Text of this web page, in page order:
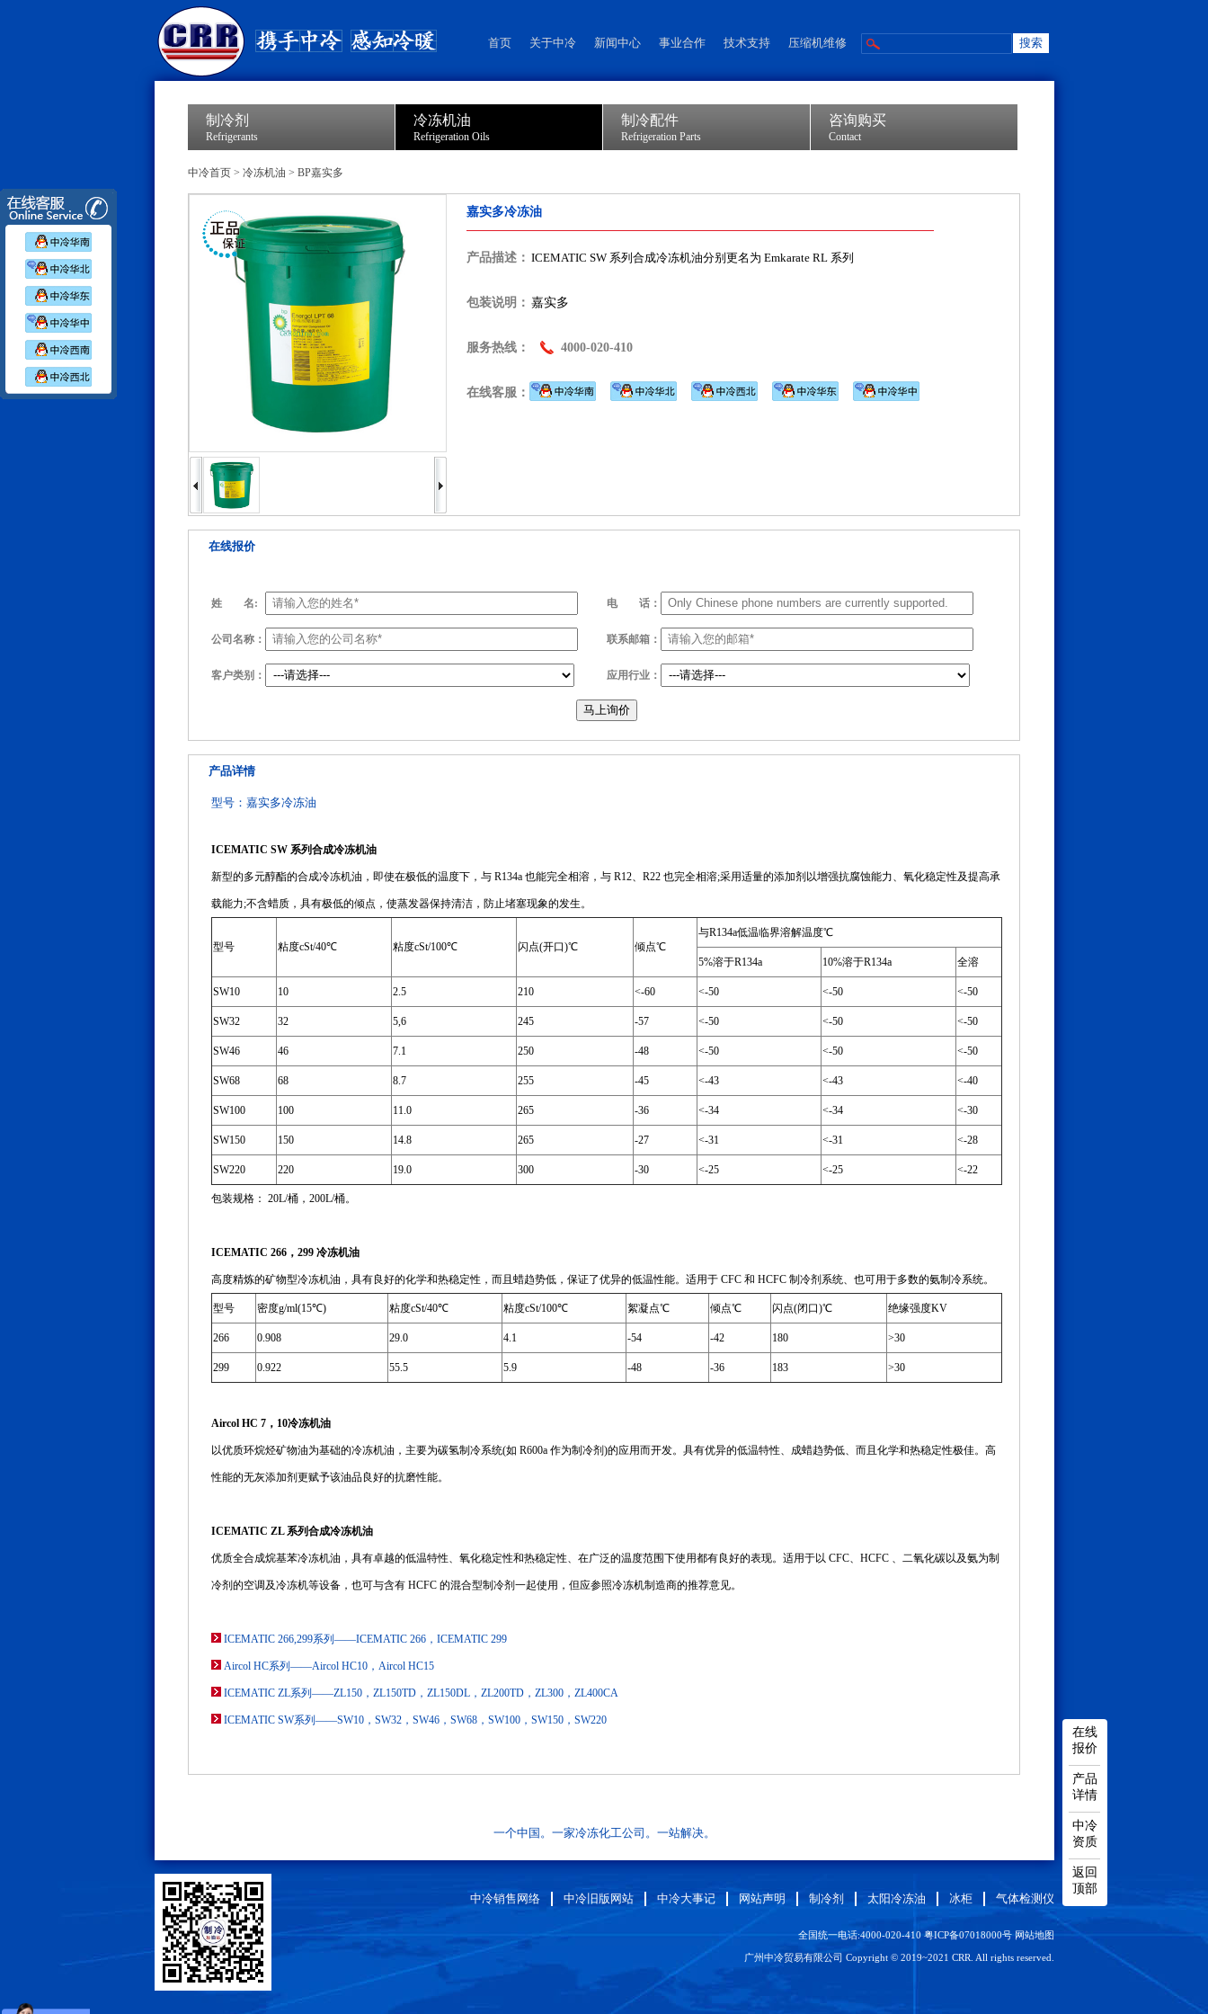
首页 关于中冷 新闻中心 事业合作 技术支持 压缩机维修
制冷剂
Refrigerants
冷冻机油
Refrigeration Oils
制冷配件
Refrigeration Parts
咨询购买
Contact
中冷首页 > 冷冻机油 > BP嘉实多
嘉实多冷冻油
产品描述： ICEMATIC SW 系列合成冷冻机油分别更名为 Emkarate RL 系列
包装说明： 嘉实多
服务热线： 4000-020-410
在线客服：
在线报价
姓 名: 电 话：
公司名称： 联系邮箱：
客户类别： 应用行业：
马上询价
产品详情
型号：嘉实多冷冻油
ICEMATIC SW 系列合成冷冻机油
新型的多元醇酯的合成冷冻机油，即使在极低的温度下，与 R134a 也能完全相溶，与 R12、R22 也完全相溶;采用适量的添加剂以增强抗腐蚀能力、氧化稳定性及提高承
载能力;不含蜡质，具有极低的倾点，使蒸发器保持清洁，防止堵塞现象的发生。
型号 粘度cSt/40℃ 粘度cSt/100℃ 闪点(开口)℃ 倾点℃
与R134a低温临界溶解温度℃
5%溶于R134a 10%溶于R134a 全溶
SW10 10 2.5 210 <-60 <-50 <-50 <-50
SW32 32 5,6 245 -57 <-50 <-50 <-50
SW46 46 7.1 250 -48 <-50 <-50 <-50
SW68 68 8.7 255 -45 <-43 <-43 <-40
SW100 100 11.0 265 -36 <-34 <-34 <-30
SW150 150 14.8 265 -27 <-31 <-31 <-28
SW220 220 19.0 300 -30 <-25 <-25 <-22
包装规格： 20L/桶，200L/桶。
ICEMATIC 266，299 冷冻机油
高度精炼的矿物型冷冻机油，具有良好的化学和热稳定性，而且蜡趋势低，保证了优异的低温性能。适用于 CFC 和 HCFC 制冷剂系统、也可用于多数的氨制冷系统。
型号 密度g/ml(15℃) 粘度cSt/40℃ 粘度cSt/100℃ 絮凝点℃ 倾点℃ 闪点(闭口)℃ 绝缘强度KV
266 0.908 29.0 4.1 -54 -42 180 >30
299 0.922 55.5 5.9 -48 -36 183 >30
Aircol HC 7，10冷冻机油
以优质环烷烃矿物油为基础的冷冻机油，主要为碳氢制冷系统(如 R600a 作为制冷剂)的应用而开发。具有优异的低温特性、成蜡趋势低、而且化学和热稳定性极佳。高
性能的无灰添加剂更赋予该油品良好的抗磨性能。
ICEMATIC ZL 系列合成冷冻机油
优质全合成烷基苯冷冻机油，具有卓越的低温特性、氧化稳定性和热稳定性、在广泛的温度范围下使用都有良好的表现。适用于以 CFC、HCFC 、二氧化碳以及氨为制
冷剂的空调及冷冻机等设备，也可与含有 HCFC 的混合型制冷剂一起使用，但应参照冷冻机制造商的推荐意见。
ICEMATIC 266,299系列——ICEMATIC 266，ICEMATIC 299
Aircol HC系列——Aircol HC10，Aircol HC15
ICEMATIC ZL系列——ZL150，ZL150TD，ZL150DL，ZL200TD，ZL300，ZL400CA
ICEMATIC SW系列——SW10，SW32，SW46，SW68，SW100，SW150，SW220
一个中国。一家冷冻化工公司。一站解决。
在线
报价
产品
详情
中冷
资质
返回
顶部
中冷销售网络 中冷旧版网站 中冷大事记 网站声明 制冷剂 太阳冷冻油 冰柜 气体检测仪
全国统一电话:4000-020-410 粤ICP备07018000号 网站地图
广州中冷贸易有限公司 Copyright © 2019~2021 CRR. All rights reserved.